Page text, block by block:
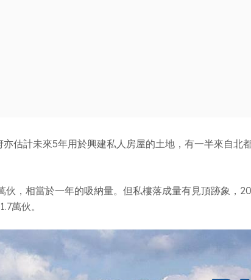
估計未來5年用於興建私人房屋的土地，有一半來自北
，相當於一年的吸納量。但私樓落成量有見頂跡象，
萬伙。